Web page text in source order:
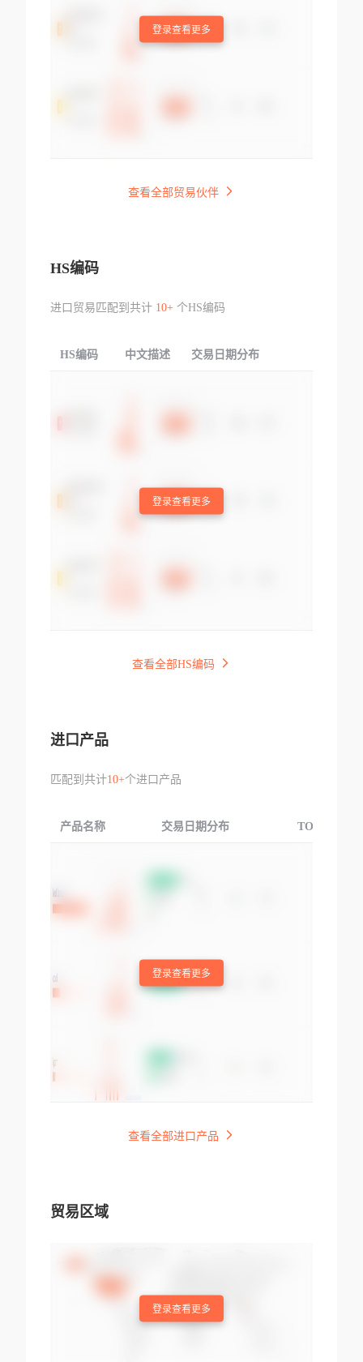
登录查看更多
查看全部贸易伙伴
HS编码
进口贸易匹配到共计 10+个HS编码
HS编码 中文描述 交易日期分布
登录查看更多
查看全部HS编码
进口产品
匹配到共计10+个进口产品
产品名称 交易日期分布 TOP3交易国
登录查看更多
查看全部进口产品
贸易区域
登录查看更多